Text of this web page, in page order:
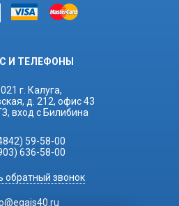
И ТЕЛЕФОНЫ
г. Калуга,
д. 212, офис 43
вход с Билибина
59-58-00
636-58-00
обратный звонок